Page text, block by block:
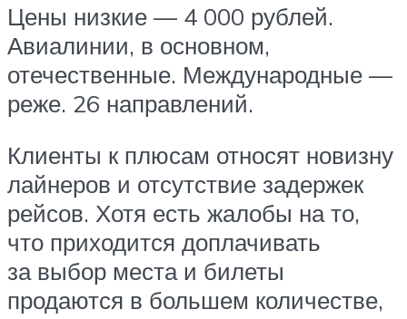
Цены низкие — 4 000 рублей.
Авиалинии, в основном,
отечественные. Международные —
реже. 26 направлений.
Клиенты к плюсам относят новизну
лайнеров и отсутствие задержек
рейсов. Хотя есть жалобы на то,
что приходится доплачивать
за выбор места и билеты
продаются в большем количестве,